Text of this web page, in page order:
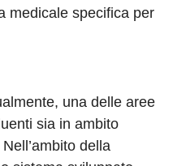
medicale specifica per
una delle aree
sia in ambito
della